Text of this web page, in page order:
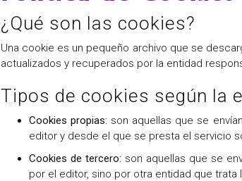
¿Qué son las cookies?
Una cookie es un pequeño archivo que se
actualizados y recuperados por la entidad
Tipos de cookies según la
Cookies propias: son aquellas que se
editor y desde el que se presta el servicio
Cookies de tercero: son aquellas que se
por el editor, sino por otra entidad que